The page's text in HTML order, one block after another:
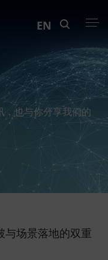
EN
，也与你分享我们的
与场景落地的双重